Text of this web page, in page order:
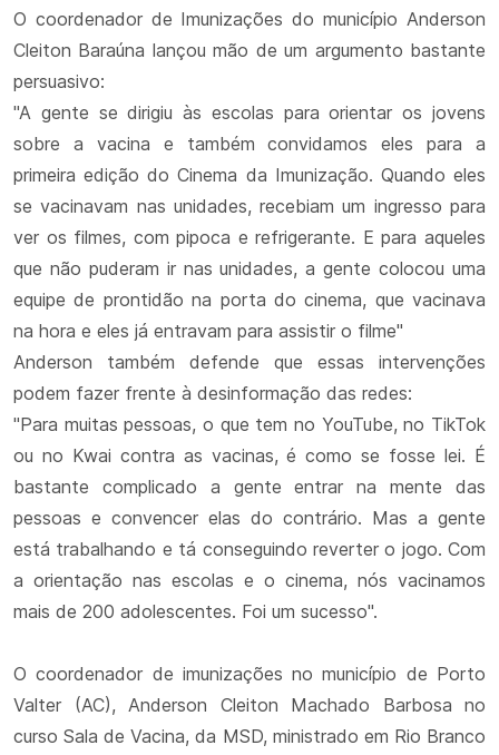
O coordenador de Imunizações do município Anderson
Cleiton Baraúna lançou mão de um argumento bastante
persuasivo:
"A gente se dirigiu às escolas para orientar os jovens
sobre a vacina e também convidamos eles para a
primeira edição do Cinema da Imunização. Quando eles
se vacinavam nas unidades, recebiam um ingresso para
ver os filmes, com pipoca e refrigerante. E para aqueles
que não puderam ir nas unidades, a gente colocou uma
equipe de prontidão na porta do cinema, que vacinava
na hora e eles já entravam para assistir o filme"
Anderson também defende que essas intervenções
podem fazer frente à desinformação das redes:
"Para muitas pessoas, o que tem no YouTube, no TikTok
ou no Kwai contra as vacinas, é como se fosse lei. É
bastante complicado a gente entrar na mente das
pessoas e convencer elas do contrário. Mas a gente
está trabalhando e tá conseguindo reverter o jogo. Com
a orientação nas escolas e o cinema, nós vacinamos
mais de 200 adolescentes. Foi um sucesso".
O coordenador de imunizações no município de Porto
Valter (AC), Anderson Cleiton Machado Barbosa no
curso Sala de Vacina, da MSD, ministrado em Rio Branco